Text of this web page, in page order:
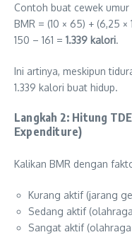
Contoh buat cewek
BMR = (10 × 65) + (6,25
150 – 161 = 1.339 kalori.
Ini artinya, meskipun
1.339 kalori buat hidup.
Langkah 2: Hitung
Expenditure)
Kalikan BMR dengan
Kurang aktif (jarang
Sedang aktif
Sangat aktif